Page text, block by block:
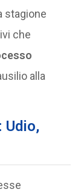
stagione
che
alla
Udio,